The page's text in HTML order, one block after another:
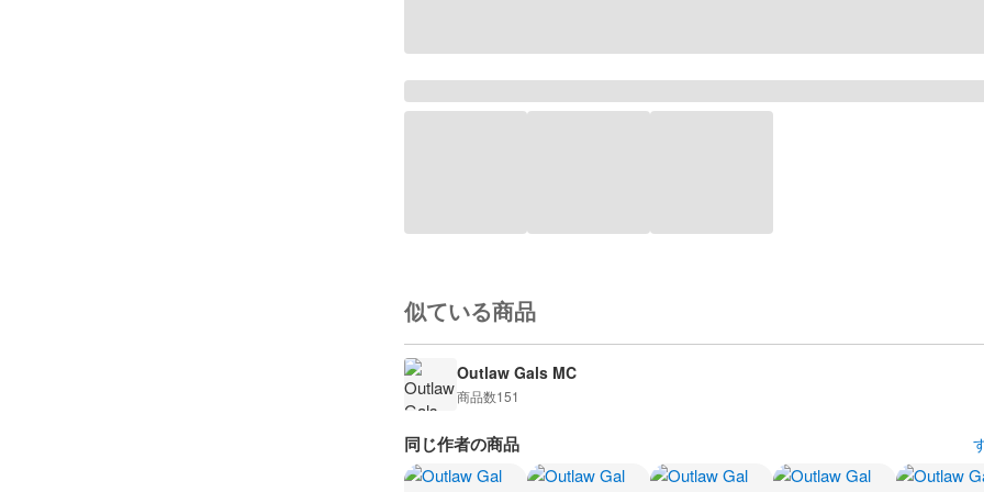
似ている商品
Outlaw Gals MC
商品数151
同じ作者の商品